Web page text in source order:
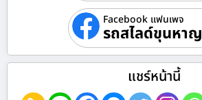
Facebook แฟนเพจ
รถสไลด์ขุนหาญ
แชร์หน้านี้